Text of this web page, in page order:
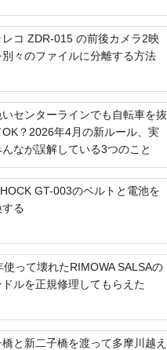
レコ ZDR-015 の前後カメラ2映
別々のファイルに分離する方法
いセンターラインでも自転車を抜
OK？2026年4月の新ルール、実
んなが誤解している3つのこと
GT-003のベルトと電池を
る
使って壊れたRIMOWA SALSAの
ドルを正規修理してもらえた
橋と新二子橋を渡って多摩川越え